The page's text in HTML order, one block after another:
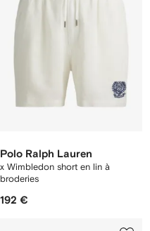
Polo Ralph Lauren
x Wimbledon short en lin à
broderies
192 €